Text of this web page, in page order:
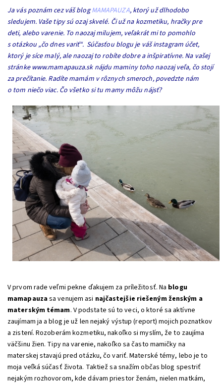
Ja vás poznám cez váš blogMAMAPAUZA, ktorý už dlhodobo
sledujem. Vaše tipy sú ozaj skvelé. Či už na kozmetiku, hračky pre
deti, alebo varenie. To naozaj milujem, veľakrát mi to pomohlo
s otázkou „čo dnes variť“. Súčasťou blogu je váš instagram účet,
ktorý je síce malý, ale naozaj to robíte dobre a inšpiratívne. Na vašej
stránke www.mamapauza.sknájdu maminy toho naozaj veľa, čo stojí
za prečítanie. Radíte mamám v rôznych smeroch, povedzte nám
o tom niečo viac. Čo všetko si tu mamy môžu nájsť?
V prvom rade veľmi pekne ďakujem za príležitosť. Na blogu
mamapauzasa venujem asi najčastejšie riešeným ženským a
materským témam. V podstate sú to veci, o ktoré sa aktívne
zaujímam ja a blog je už len nejaký výstup (report) mojich poznatkov
a zistení. Rozoberám kozmetiku, nakoľko si myslím, že to zaujíma
väčšinu žien. Tipy na varenie, nakoľko sa často mamičky na
materskej stavajú pred otázku, čo variť. Materské témy, lebo je to
moja veľká súčasť života. Taktiež sa snažím občas blog spestriť
nejakým rozhovorom, kde dávam priestor ženám, nielen matkám,